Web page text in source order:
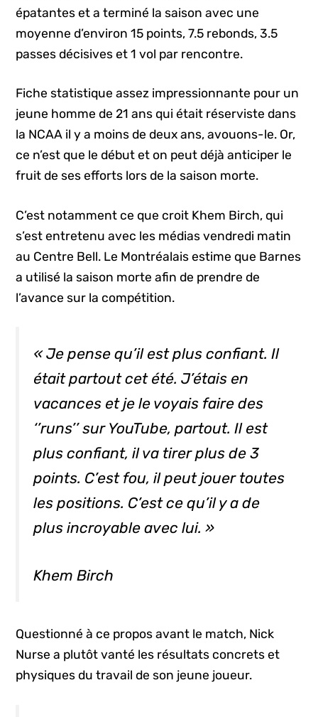
épatantes et a terminé la saison avec une
moyenne d’environ 15 points, 7.5 rebonds, 3.5
passes décisives et 1 vol par rencontre.
Fiche statistique assez impressionnante pour un
jeune homme de 21 ans qui était réserviste dans
la NCAA il y a moins de deux ans, avouons-le. Or,
ce n’est que le début et on peut déjà anticiper le
fruit de ses efforts lors de la saison morte.
C’est notamment ce que croit Khem Birch, qui
s’est entretenu avec les médias vendredi matin
au Centre Bell. Le Montréalais estime que Barnes
a utilisé la saison morte afin de prendre de
l’avance sur la compétition.
« Je pense qu’il est plus confiant. Il
était partout cet été. J’étais en
vacances et je le voyais faire des
‘’runs’’ sur YouTube, partout. Il est
plus confiant, il va tirer plus de 3
points. C’est fou, il peut jouer toutes
les positions. C’est ce qu’il y a de
plus incroyable avec lui. »
Khem Birch
Questionné à ce propos avant le match, Nick
Nurse a plutôt vanté les résultats concrets et
physiques du travail de son jeune joueur.